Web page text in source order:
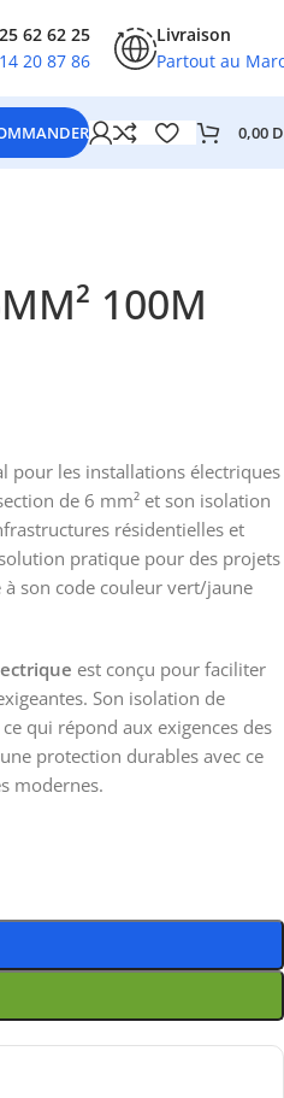
62 62 25
20 87 86
Livraison
Partout au
0,00
100M
pour les installations électriques
de 6 mm² et son isolation
résidentielles et
pratique pour des projets
à son code couleur vert/jaune
est conçu pour faciliter
Son isolation de
qui répond aux exigences des
protection durables avec ce
modernes.